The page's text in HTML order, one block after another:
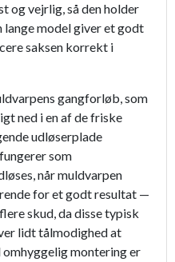
og vejrlig, så den holder
lange model giver et godt
saksen korrekt i
gangforløb, som
ned i en af de friske
udløserplade
som
når muldvarpen
for et godt resultat —
skud, da disse typisk
lidt tålmodighed at
montering er